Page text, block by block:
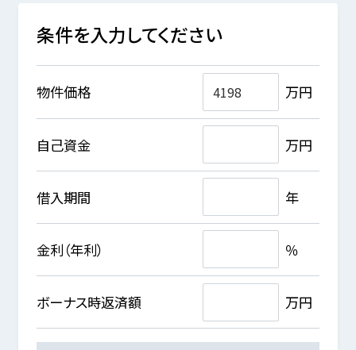
条件を入力してください
物件価格 万円
自己資金 万円
借入期間 年
金利（年利） ％
ボーナス時返済額 万円